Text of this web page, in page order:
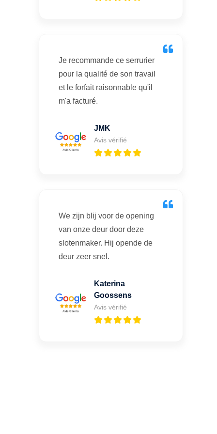
Je recommande ce serrurier
pour la qualité de son travail
et le forfait raisonnable qu'il
m'a facturé.
JMK
Avis vérifié
We zijn blij voor de opening
van onze deur door deze
slotenmaker. Hij opende de
deur zeer snel.
Katerina
Goossens
Avis vérifié